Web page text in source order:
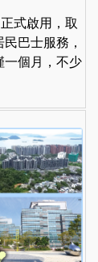
式啟用，取
巴士服務，
一個月，不少